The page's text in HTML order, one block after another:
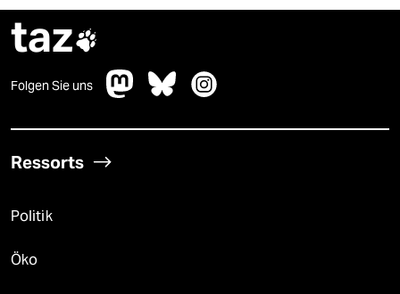
taz
Folgen Sie uns
Ressorts
Politik
Öko